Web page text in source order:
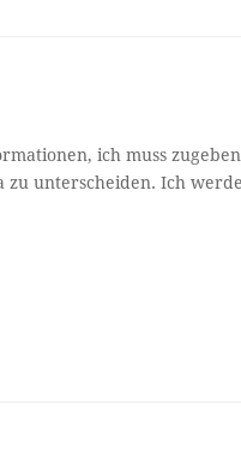
ich muss
zu unterscheiden. Ich